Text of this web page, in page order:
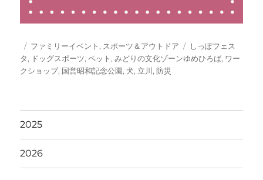
投
稿
日:
カ
テ
ゴ
ファミリーイベント , スポーツ＆アウトドア
タ
グ
しっぽフェス
タ, ドッグスポーツ,ペット ,みどりの文化ゾーンゆめひろば, ワー
クショップ, 国営昭和記念公園, 犬, 立川,防災
2025
2026